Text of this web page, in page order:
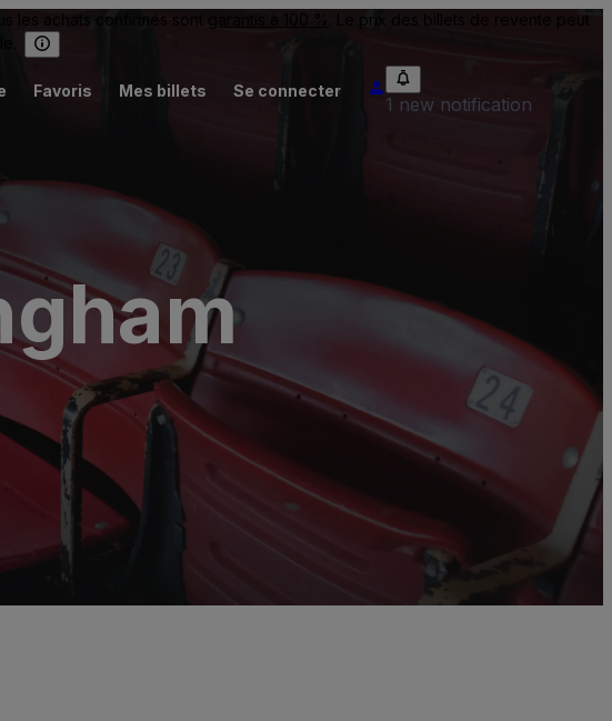
les achats confirmés sont garantis à 100 %
. Le prix des billets de revente peut
Favoris Mes billets Se connecter
1 new notification